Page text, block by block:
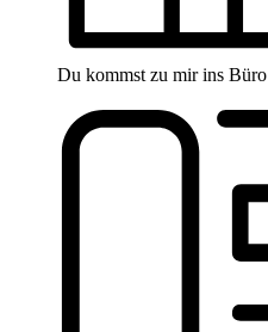
Du kommst zu mir ins Büro